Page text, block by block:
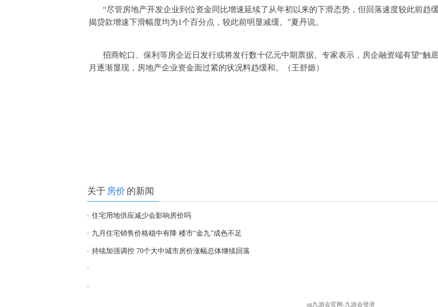
“尽管房地产开发企业到位资金同比增速延续了从年初以来的下滑态势，但回落速度较此前趋
揭贷款增速下滑幅度均为1个百分点，较此前明显减缓。”夏丹说。
招商蛇口、保利等房企近日发行或将发行数十亿元中期票据。专家表示，房企融资端有望“触
月逐渐显现，房地产企业资金面过紧的状况料趋缓和。（王舒嫄）
关于 房价 的新闻
住宅用地供应减少会影响房价吗
九月住宅销售价格稳中有降 楼市“金九”成色不足
持续加强调控 70个大中城市房价涨幅总体继续回落
ag九游会官网-九游会登录